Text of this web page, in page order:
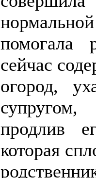
помогала
сейчас
огород,
продлив
которая